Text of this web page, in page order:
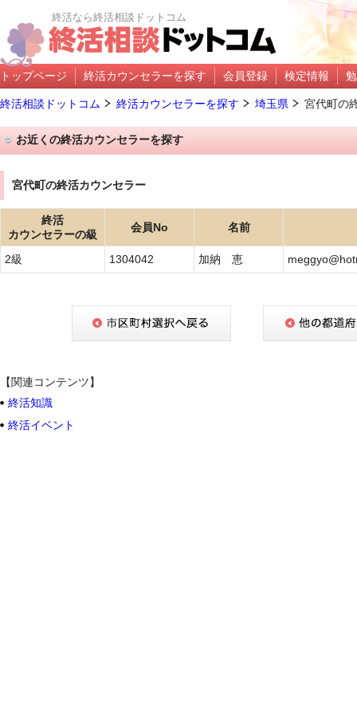
終活なら終活相談ドットコム
トップページ 終活カウンセラーを探す 会員登録 検定情報
終活相談ドットコム 終活カウンセラーを探す 埼玉県 宮代町の
お近くの終活カウンセラーを探す
宮代町の終活カウンセラー
終活
カウンセラーの級
会員No 名前
2級 1304042 加納 恵
【関連コンテンツ】
終活知識
終活イベント